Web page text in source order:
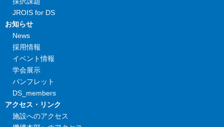
JROIS for DS
お知らせ
News
採用情報
イベント情報
学会展示
パンフレット
DS_members
アクセス・リンク
施設へのアクセス